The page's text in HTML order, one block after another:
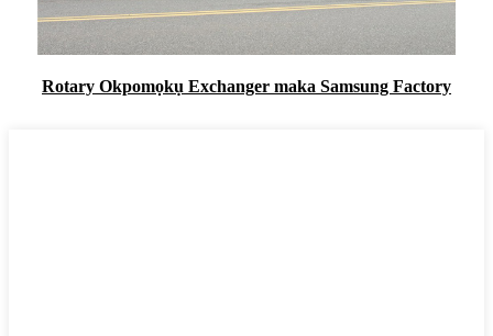
Rotary Okpomọkụ Exchanger maka Samsung Factory